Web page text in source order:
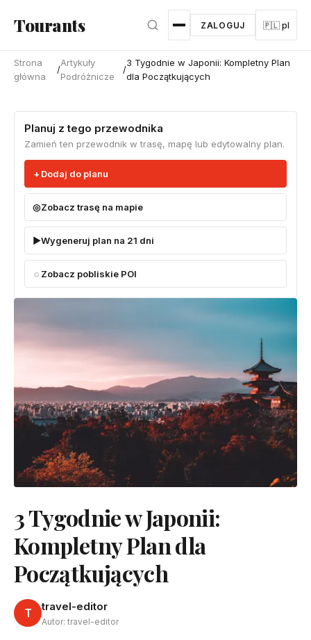
Tourants ZALOGUJ 🇵🇱 pl
Strona
główna
/
Artykuły
Podróżnicze
/
3 Tygodnie w Japonii: Kompletny Plan
dla Początkujących
Planuj z tego przewodnika
Zamień ten przewodnik w trasę, mapę lub edytowalny plan.
Dodaj do planu
Zobacz trasę na mapie
Wygeneruj plan na 21 dni
Zobacz pobliskie POI
3 Tygodnie w Japonii:
Kompletny Plan dla
Początkujących
T travel-editor
Autor: travel-editor